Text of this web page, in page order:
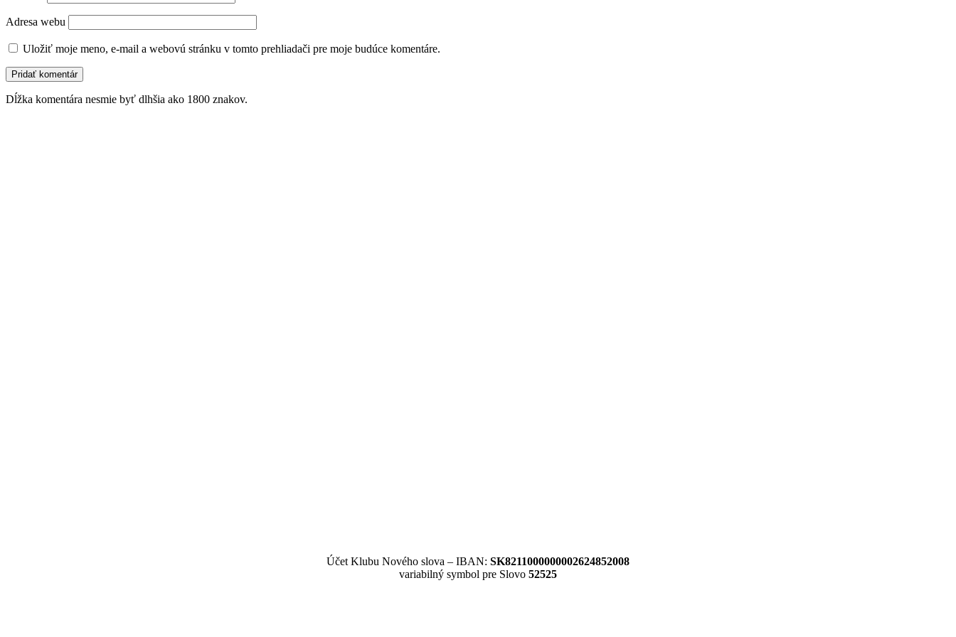
Adresa webu
Uložiť moje meno, e-mail a webovú stránku v tomto prehliadači pre moje budúce komentáre.
Dĺžka komentára nesmie byť dlhšia ako 1800 znakov.
Účet Klubu Nového slova – IBAN: SK8211000000002624852008
variabilný symbol pre Slovo 52525